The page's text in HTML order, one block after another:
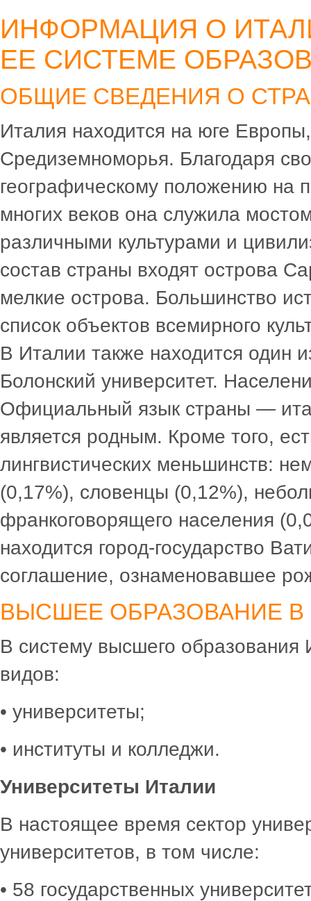
ИНФОРМАЦИЯ О
ЕЕ СИСТЕМЕ
ОБЩИЕ СВЕДЕНИЯ О
Италия находится на юге
Средиземноморья. Благодаря
географическому положению на
многих веков она служила
различными культурами и
состав страны входят острова
мелкие острова. Большинство
список объектов всемирного
В Италии также находится один
Болонский университет.
Официальный язык страны —
является родным. Кроме того,
лингвистических меньшинств:
(0,17%), словенцы (0,12%),
франкоговорящего населения
находится город-государство
соглашение, ознаменовавшее
ВЫСШЕЕ ОБРАЗОВАНИЕ В
В систему высшего образования
видов:
• университеты;
• институты и колледжи.
Университеты Италии
В настоящее время сектор
университетов, в том числе:
• 58 государственных